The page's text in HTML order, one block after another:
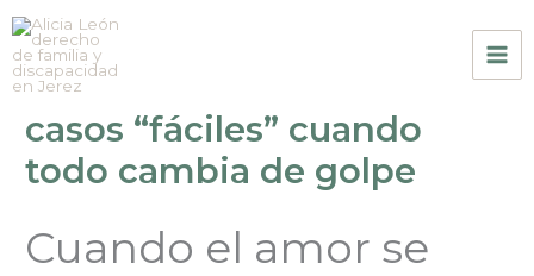
contenido
Divorcio con hijos
pequeños: por qué no hay
casos “fáciles” cuando
todo cambia de golpe
Cuando el amor se